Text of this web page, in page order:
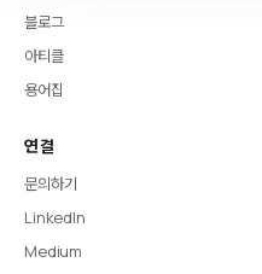
블로그
아티클
용어집
연결
문의하기
LinkedIn
Medium